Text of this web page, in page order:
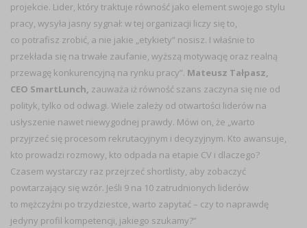
projekcie. Lider, który traktuje równość jako element swojego stylu
pracy, wysyła jasny sygnał: w tej organizacji liczy się to,
co potrafisz zrobić, a nie jakie „etykiety” nosisz. I właśnie to
przekłada się na trwałe zaufanie, wyższą motywację oraz realną
przewagę konkurencyjną na rynku pracy”. Mateusz Tałpasz,
CEO SmartLunch, zauważa iż równość szans zaczyna się nie od
polityk, tylko od odwagi. Wiele zależy od otwartości liderów na
usłyszenie nawet niewygodnej prawdy. Mówi on, że „warto
przyjrzeć się procesom rekrutacyjnym i decyzyjnym. Kto awansuje,
kto prowadzi rozmowy, kto odpada na etapie CV i dlaczego?
Czasem wystarczy raz przejrzeć shortlisty, aby zobaczyć
powtarzający się wzór. Jeśli 9 na 10 zatrudnionych liderów
to mężczyźni po trzydziestce, warto zapytać – czy to naprawdę
jedyny profil kompetencji, jakiego szukamy?”